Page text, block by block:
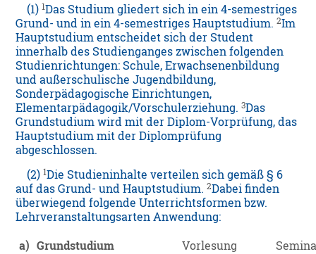
(1)1Das Studium gliedert sich in ein 4-semestriges
Grund- und in ein 4-semestriges Hauptstudium.2Im
Hauptstudium entscheidet sich der Student
innerhalb des Studienganges zwischen folgenden
Studienrichtungen: Schule, Erwachsenenbildung
und außerschulische Jugendbildung,
Sonderpädagogische Einrichtungen,
Elementarpädagogik/Vorschulerziehung.3Das
Grundstudium wird mit der Diplom-Vorprüfung, das
Hauptstudium mit der Diplomprüfung
abgeschlossen.
(2)1Die Studieninhalte verteilen sich gemäß § 6
auf das Grund- und Hauptstudium.2Dabei finden
überwiegend folgende Unterrichtsformen bzw.
Lehrveranstaltungsarten Anwendung:
a) Grundstudium Vorlesung